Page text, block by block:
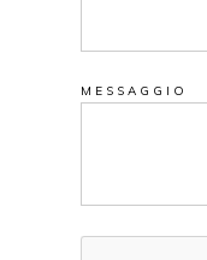
MESSAGGIO